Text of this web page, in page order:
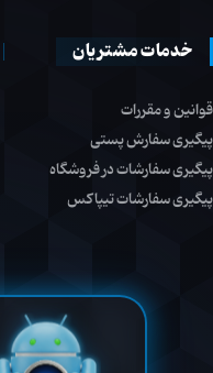
خدمات مشتریان
قوانین و مقررات
پیگیری سفارش پستی
پیگیری سفارشات در فروشگاه
پیگیری سفارشات تیپاکس